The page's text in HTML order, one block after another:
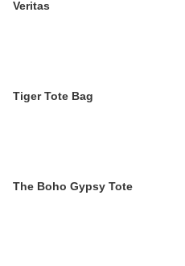
Veritas
Tiger Tote Bag
The Boho Gypsy Tote